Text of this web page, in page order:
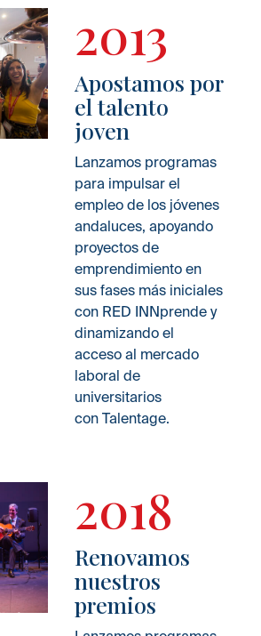
2013
Apostamos por
el talento
joven
Lanzamos programas
para impulsar el
empleo de los jóvenes
andaluces, apoyando
proyectos de
emprendimiento en
sus fases más iniciales
con RED INNprende y
dinamizando el
acceso al mercado
laboral de
universitarios
con Talentage.
2018
Renovamos
nuestros
premios